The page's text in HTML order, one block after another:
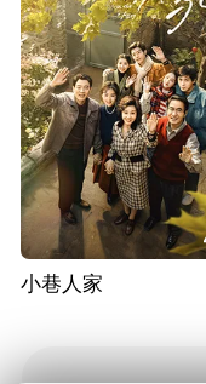
小巷人家